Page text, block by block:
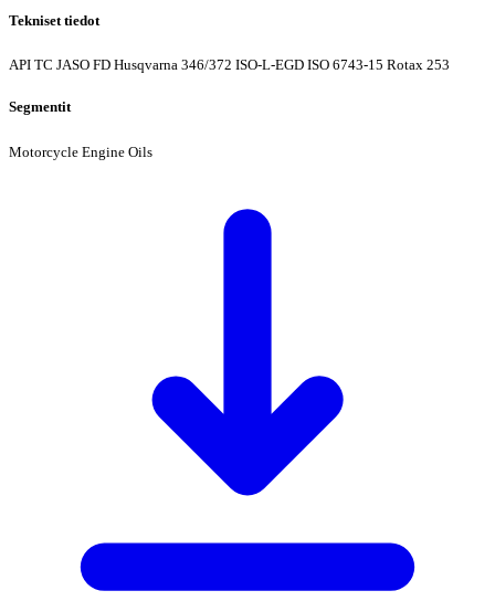
Tekniset tiedot
API TC JASO FD Husqvarna 346/372 ISO-L-EGD ISO 6743-15 Rotax 253
Segmentit
Motorcycle Engine Oils